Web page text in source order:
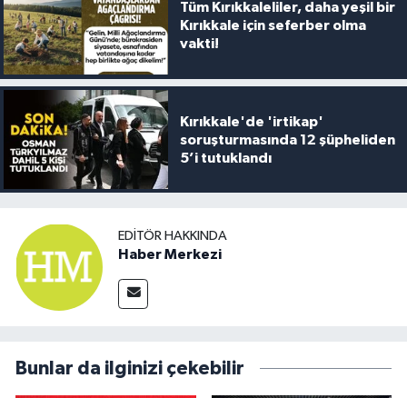
Tüm Kırıkkaleliler, daha yeşil bir
Kırıkkale için seferber olma
vakti!
Kırıkkale'de 'irtikap'
soruşturmasında 12 şüpheliden
5’i tutuklandı
EDITÖR HAKKINDA
Haber Merkezi
Bunlar da ilginizi çekebilir